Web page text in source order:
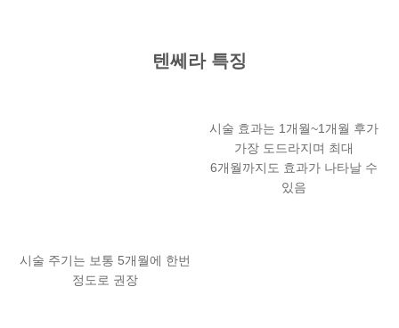
텐쎄라 특징
시술 효과는 1개월~1개월 후가
가장 도드라지며 최대
6개월까지도 효과가 나타날 수
있음
시술 주기는 보통 5개월에 한번
정도로 권장